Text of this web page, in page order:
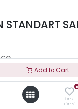
Add to Cart
0
İstek
Listesi